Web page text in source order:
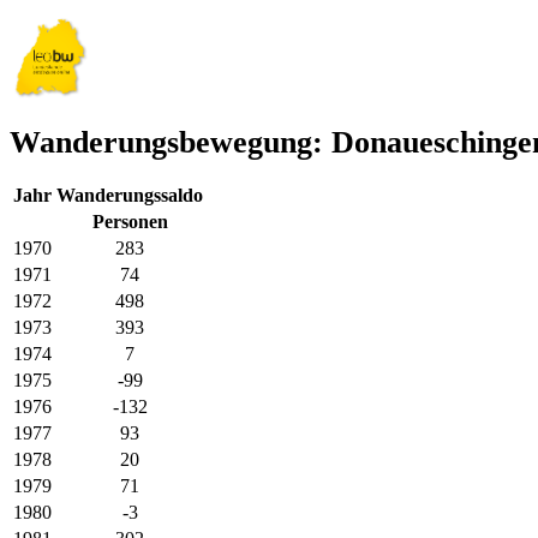
Wanderungsbewegung:
Jahr Wanderungssaldo
Personen
1970
283
1971
74
1972
498
1973
393
1974
7
1975
-99
1976
-132
1977
93
1978
20
1979
71
1980
-3